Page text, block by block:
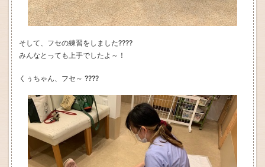
そして、フセの練習をしました????
みんなとっても上手でしたよ～！
くぅちゃん、フセ～ ????